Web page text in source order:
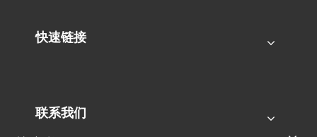
快速链接
联系我们